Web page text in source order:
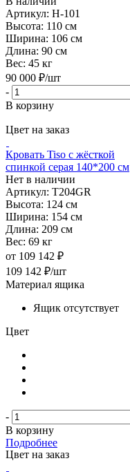
Артикул: H-101
Высота: 110 см
Ширина: 106 см
Длина: 90 см
Вес: 45 кг
90 000 ₽/шт
-
В корзину
Цвет на заказ
Кровать Tiso с жёсткой
спинкой серая 140*200 см
Нет в наличии
Артикул: T204GR
Высота: 124 см
Ширина: 154 см
Длина: 209 см
Вес: 69 кг
от 109 142 ₽
109 142 ₽/шт
Материал ящика
Ящик отсутствует
Цвет
-
В корзину
Подробнее
Цвет на заказ